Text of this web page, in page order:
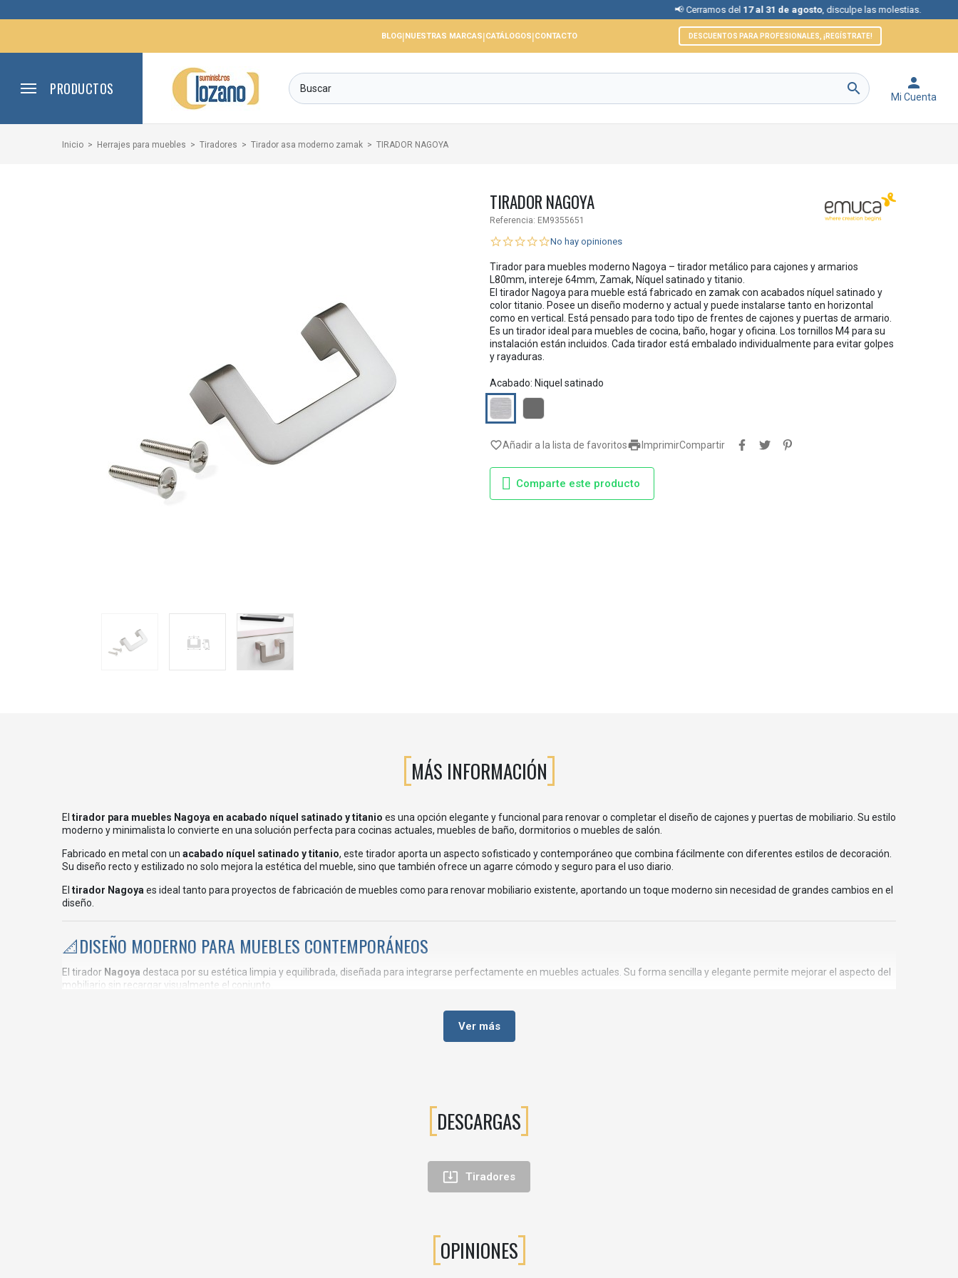
📢 Cerramos del17 al 31 de agosto, disculpe las molestias.
BLOG|NUESTRAS MARCAS|CATÁLOGOS|CONTACTO DESCUENTOS PARA PROFESIONALES, ¡REGÍSTRATE!
PRODUCTOS  
Mi Cuenta
Inicio Herrajes para muebles Tiradores Tirador asa moderno zamak TIRADOR NAGOYA
TIRADOR NAGOYA
Referencia: EM9355651
No hay opiniones
Tirador para muebles moderno Nagoya – tirador metálico para cajones y armarios
L80mm, intereje 64mm, Zamak, Níquel satinado y titanio.
El tirador Nagoya para mueble está fabricado en zamak con acabados níquel satinado y
color titanio. Posee un diseño moderno y actual y puede instalarse tanto en horizontal
como en vertical. Está pensado para todo tipo de frentes de cajones y puertas de armario.
Es un tirador ideal para muebles de cocina, baño, hogar y oficina. Los tornillos M4 para su
instalación están incluidos. Cada tirador está embalado individualmente para evitar golpes
y rayaduras.
Acabado: Niquel satinado
Niquel
satinado
Titanio
 Imprimir
favorite_borderAñadir a la lista de favoritos Compartir
Comparte este producto
MÁS INFORMACIÓN
El tirador para muebles Nagoya en acabado níquel satinado y titanio es una opción elegante y funcional para renovar o completar el diseño de cajones y puertas de mobiliario. Su estilo
moderno y minimalista lo convierte en una solución perfecta para cocinas actuales, muebles de baño, dormitorios o muebles de salón.
Fabricado en metal con un acabado níquel satinado y titanio, este tirador aporta un aspecto sofisticado y contemporáneo que combina fácilmente con diferentes estilos de decoración.
Su diseño recto y estilizado no solo mejora la estética del mueble, sino que también ofrece un agarre cómodo y seguro para el uso diario.
El tirador Nagoya es ideal tanto para proyectos de fabricación de muebles como para renovar mobiliario existente, aportando un toque moderno sin necesidad de grandes cambios en el
diseño.
📐DISEÑO MODERNO PARA MUEBLES CONTEMPORÁNEOS
El tirador Nagoya destaca por su estética limpia y equilibrada, diseñada para integrarse perfectamente en muebles actuales. Su forma sencilla y elegante permite mejorar el aspecto del
mobiliario sin recargar visualmente el conjunto.
Este tipo de tirador es especialmente utilizado en muebles donde se busca una estética moderna y funcional, manteniendo líneas rectas y acabados metálicos sofisticados.
⚙️ACABADO NÍQUEL SATINADO Y TITANIO ELEGANTE Y DURADERO
son uno de los más utilizados en tiradores de mobiliario gracias a su estética moderna y su gran capacidad para combinar con diferentes materiales
Ver más
DESCARGAS
 Tiradores
OPINIONES